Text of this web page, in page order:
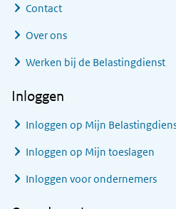
Contact
Over ons
Werken bij de Belastingdienst
Inloggen
Inloggen op Mijn
Inloggen op Mijn toeslagen
Inloggen voor ondernemers